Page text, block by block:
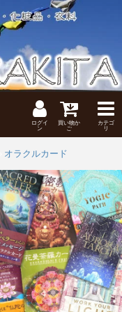
ログイ
ン
買い物か
ご
カテゴ
リ
品
オラクルカード